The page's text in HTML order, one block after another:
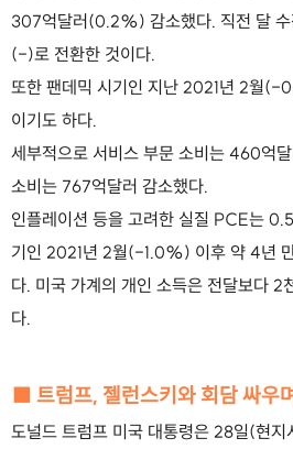
307억달러(0.2%) 감소했다. 직전 달
(-)로 전환한 것이다.
또한 팬데믹 시기인 지난 2021년 2월(-
이기도 하다.
세부적으로 서비스 부문 소비는 460억
소비는 767억달러 감소했다.
인플레이션 등을 고려한 실질 PCE는
기인 2021년 2월(-1.0%) 이후 약 4년
다. 미국 가계의 개인 소득은 전달보다
다.
■ 트럼프, 젤런스키와 회담 싸우
도널드 트럼프 미국 대통령은 28일(현지